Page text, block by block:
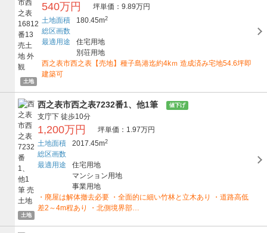
土地
540万円
坪単価：9.89万円
土地面積
180.45m2
総区画数
最適用途
住宅用地
別荘用地
西之表市西之表【売地】種子島港迄約4kｍ 造成済み宅地54.6坪即
建築可
土地
西之表市西之表7232番1、他1筆 値下げ
支庁下 徒歩10分
1,200万円
坪単価：1.97万円
土地面積
2017.45m2
総区画数
最適用途
住宅用地
マンション用地
事業用地
・廃屋は解体撤去必要 ・全面的に細い竹林と立木あり ・道路高低
差2～4m程あり ・北側境界部…